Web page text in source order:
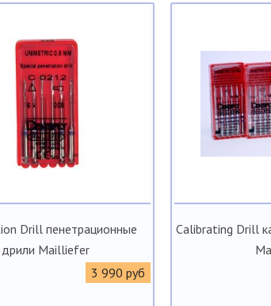
Drill пенетрационные
дрили Mailliefer
3 990 руб
Calibrating Drill